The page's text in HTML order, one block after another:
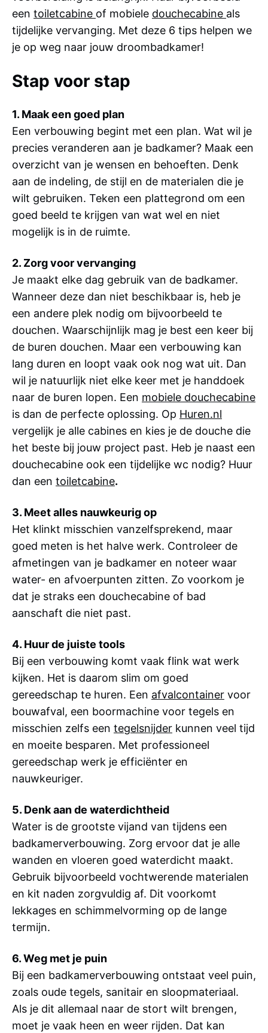
een toiletcabine of mobiele douchecabine als
tijdelijke vervanging. Met deze 6 tips helpen we
je op weg naar jouw droombadkamer!
Stap voor stap
1. Maak een goed plan
Een verbouwing begint met een plan. Wat wil je
precies veranderen aan je badkamer? Maak een
overzicht van je wensen en behoeften. Denk
aan de indeling, de stijl en de materialen die je
wilt gebruiken. Teken een plattegrond om een
goed beeld te krijgen van wat wel en niet
mogelijk is in de ruimte.
2. Zorg voor vervanging
Je maakt elke dag gebruik van de badkamer.
Wanneer deze dan niet beschikbaar is, heb je
een andere plek nodig om bijvoorbeeld te
douchen. Waarschijnlijk mag je best een keer bij
de buren douchen. Maar een verbouwing kan
lang duren en loopt vaak ook nog wat uit. Dan
wil je natuurlijk niet elke keer met je handdoek
naar de buren lopen. Een mobiele douchecabine
is dan de perfecte oplossing. Op Huren.nl
vergelijk je alle cabines en kies je de douche die
het beste bij jouw project past. Heb je naast een
douchecabine ook een tijdelijke wc nodig? Huur
dan een toiletcabine.
3. Meet alles nauwkeurig op
Het klinkt misschien vanzelfsprekend, maar
goed meten is het halve werk. Controleer de
afmetingen van je badkamer en noteer waar
water- en afvoerpunten zitten. Zo voorkom je
dat je straks een douchecabine of bad
aanschaft die niet past.
4. Huur de juiste tools
Bij een verbouwing komt vaak flink wat werk
kijken. Het is daarom slim om goed
gereedschap te huren. Een afvalcontainer voor
bouwafval, een boormachine voor tegels en
misschien zelfs een tegelsnijder kunnen veel tijd
en moeite besparen. Met professioneel
gereedschap werk je efficiënter en
nauwkeuriger.
5. Denk aan de waterdichtheid
Water is de grootste vijand van tijdens een
badkamerverbouwing. Zorg ervoor dat je alle
wanden en vloeren goed waterdicht maakt.
Gebruik bijvoorbeeld vochtwerende materialen
en kit naden zorgvuldig af. Dit voorkomt
lekkages en schimmelvorming op de lange
termijn.
6. Weg met je puin
Bij een badkamerverbouwing ontstaat veel puin,
zoals oude tegels, sanitair en sloopmateriaal.
Als je dit allemaal naar de stort wilt brengen,
moet je vaak heen en weer rijden. Dat kan